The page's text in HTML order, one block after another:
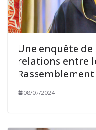
Une enquête de
relations entre
08/07/2024